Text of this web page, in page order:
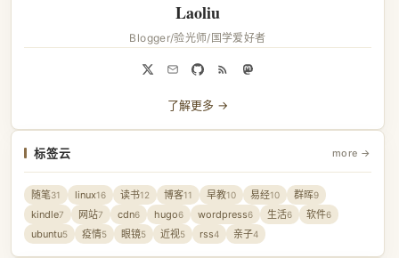
Laoliu
Blogger/验光师/国学爱好者
了解更多 →
标签云 more →
随笔31 linux16 读书12 博客11 早教10 易经10 群晖9
kindle7 网站7 cdn6 hugo6 wordpress6 生活6 软件6
ubuntu5 疫情5 眼镜5 近视5 rss4 亲子4